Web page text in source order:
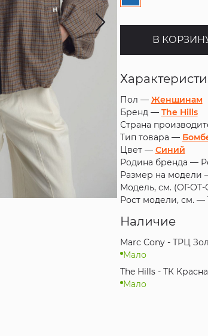
В
Пол — Женщинам
Бренд — The Hills
Страна
Тип товара —
Цвет — Синий
Родина бренда —
Размер на модели
Модель, см. (ОГ-
Рост модели, см. —
Наличие
Marc Cony - ТРЦ
Мало
The Hills - ТК
Мало